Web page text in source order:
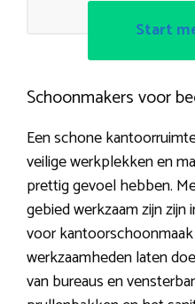
Start
Schoonmakers voor
Een schone
veilige werkplekken en
prettig gevoel hebben.
gebied werkzaam zijn
voor
werkzaamheden laten
van bureaus en